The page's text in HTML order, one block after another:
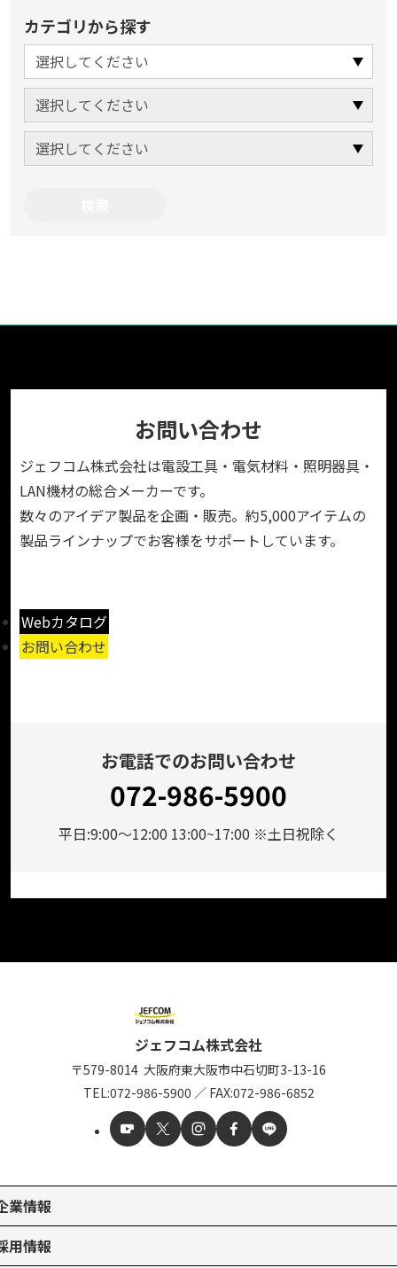
カテゴリから探す
お問い合わせ
ジェフコム株式会社は電設工具・電気材料・照明器具・
LAN機材の総合メーカーです。
数々のアイデア製品を企画・販売。約5,000アイテムの
製品ラインナップでお客様をサポートしています。
Webカタログ
お問い合わせ
お電話でのお問い合わせ
072-986-5900
平日:9:00～12:00 13:00~17:00 ※土日祝除く
ジェフコム株式会社
〒579-8014 大阪府東大阪市中石切町3-13-16
TEL:072-986-5900 ／ FAX:072-986-6852
業情報
用情報